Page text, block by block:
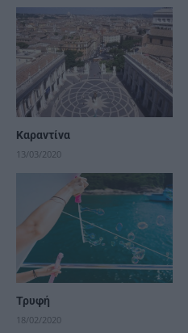
Καραντίνα
13/03/2020
Τρυφή
18/02/2020